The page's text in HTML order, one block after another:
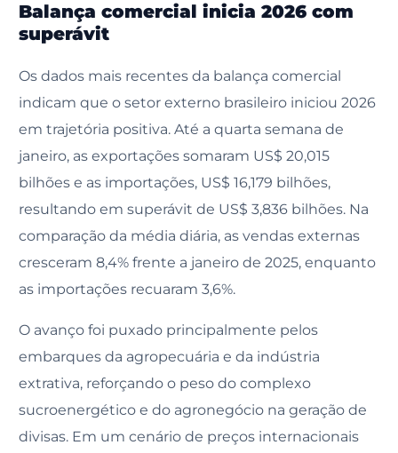
Balança comercial inicia 2026 com
superávit
Os dados mais recentes da balança comercial
indicam que o setor externo brasileiro iniciou 2026
em trajetória positiva. Até a quarta semana de
janeiro, as exportações somaram US$ 20,015
bilhões e as importações, US$ 16,179 bilhões,
resultando em superávit de US$ 3,836 bilhões. Na
comparação da média diária, as vendas externas
cresceram 8,4% frente a janeiro de 2025, enquanto
as importações recuaram 3,6%.
O avanço foi puxado principalmente pelos
embarques da agropecuária e da indústria
extrativa, reforçando o peso do complexo
sucroenergético e do agronegócio na geração de
divisas. Em um cenário de preços internacionais